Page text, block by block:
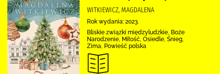
WITKIEWICZ, MAGDALENA
Rok wydania: 2023.
Bliskie związki międzyludzkie, Boże
Narodzenie, Miłość, Osiedle, Śnieg,
Zima, Powieść polska